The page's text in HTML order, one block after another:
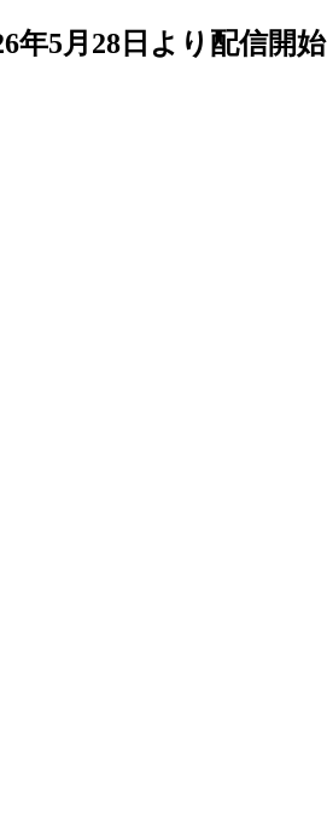
年5月28日より配信開始